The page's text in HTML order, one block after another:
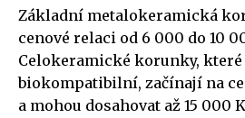
Základní metalokeramická
cenové relaci od 6 000 do 10
Celokeramické korunky, které
biokompatibilní, začínají na
a mohou dosahovat až 15 000